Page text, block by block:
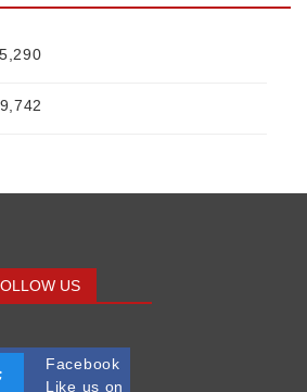
US
Facebook
Like us on